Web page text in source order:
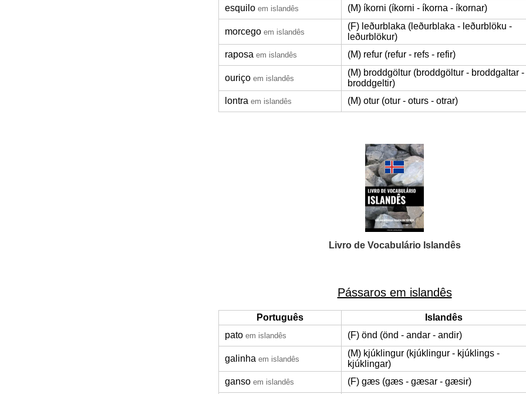
esquilo em islandês (M) íkorni (íkorni - íkorna - íkornar)
morcego em islandês
(F) leðurblaka (leðurblaka - leðurblöku -
leðurblökur)
raposa em islandês (M) refur (refur - refs - refir)
ouriço em islandês
(M) broddgöltur (broddgöltur - broddgaltar -
broddgeltir)
lontra em islandês (M) otur (otur - oturs - otrar)
Livro de Vocabulário Islandês
Pássaros em islandês
Português
Islandês
pato em islandês (F) önd (önd - andar - andir)
galinha em islandês
(M) kjúklingur (kjúklingur - kjúklings -
kjúklingar)
ganso em islandês (F) gæs (gæs - gæsar - gæsir)